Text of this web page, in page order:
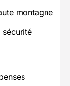
montagne
sécurité